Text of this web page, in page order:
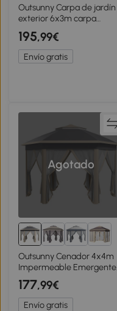
Outsunny Carpa de jardín
exterior 6x3m carpa
plegable con paneles anti-
UV Altura ajustable con
Bolsa de transporte beige
195,99€
Envío gratis
Agotado
Outsunny Cenador 4x4m
Impermeable Emergente
hexagonal Plegable, Techo
Doble, Cenador de jardín
con 6 Paneles laterales,
177,99€
Envío gratis